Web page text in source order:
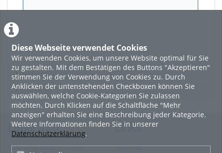
Diese Webseite verwendet Cookies
Wir verwenden Cookies, um unsere Website optimal für Sie
zu gestalten. Mit dem Bestätigen des Buttons "Akzeptieren"
stimmen Sie der Verwendung von Cookies zu. Durch
Anklicken der untenstehenden Checkboxen können Sie
auswählen, welche Cookie-Kategorien Sie zulassen
möchten. Durch Klicken auf die Schaltfläche "Mehr
anzeigen" erhalten Sie eine Beschreibung jeder Kategorie.
Weitere Informationen finden Sie in unserer
Datenschutzerklärung.
LADE MEHR
Featured
Beliebtheit
Legal Info
Nutzungsbedingungen
Links
Sitemap